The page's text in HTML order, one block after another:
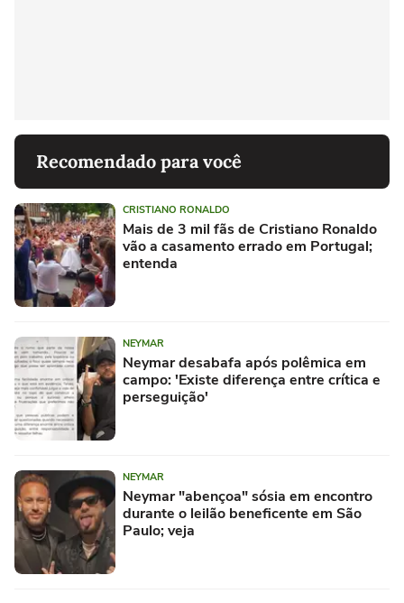
Recomendado para você
CRISTIANO RONALDO
Mais de 3 mil fãs de Cristiano Ronaldo
vão a casamento errado em Portugal;
entenda
NEYMAR
Neymar desabafa após polêmica em
campo: 'Existe diferença entre crítica e
perseguição'
NEYMAR
Neymar "abençoa" sósia em encontro
durante o leilão beneficente em São
Paulo; veja